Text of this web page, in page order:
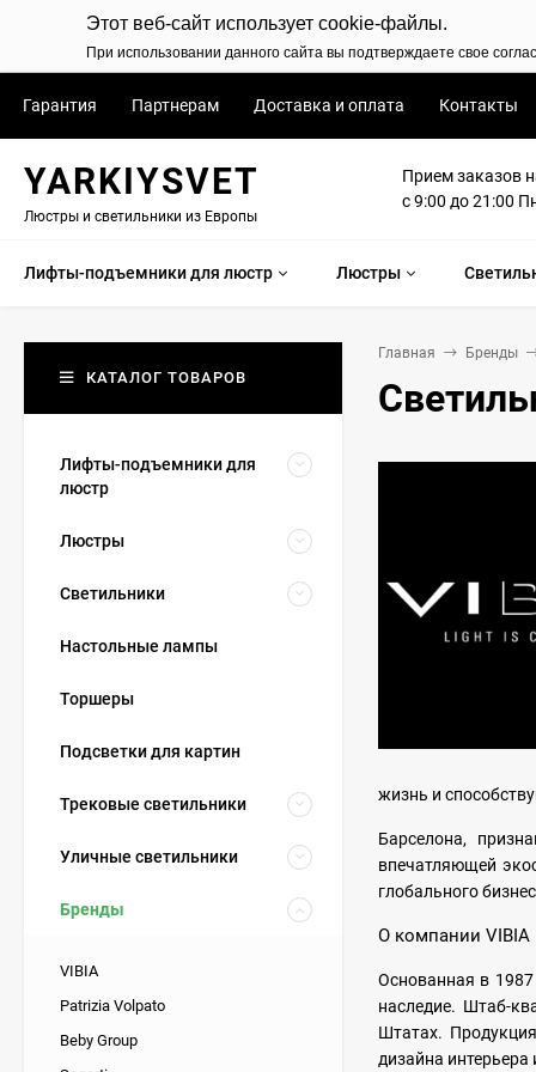
Этот веб-сайт использует cookie-файлы.
При использовании данного сайта вы подтверждаете свое
Гарантия Партнерам Доставка и оплата Контакты
YARKIYSVET
Люстры и светильники из Европы
Прием заказов
с 9:00 до 21:00
Лифты-подъемники для люстр Люстры
Главная Бренды
жизнь и
Барселона,
впечатляющей
глобального
О компании VIBIA
Основанная в 1987
наследие. Штаб-
Штатах.
дизайна
КАТАЛОГ ТОВАРОВ
Лифты-подъемники для
люстр
Люстры
Светильники
Настольные лампы
Торшеры
Подсветки для картин
Трековые светильники
Уличные светильники
Бренды
VIBIA
Patrizia Volpato
Beby Group